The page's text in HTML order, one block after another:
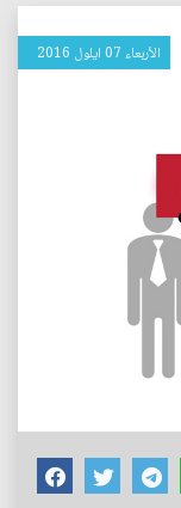
الأربعاء 07 ايلول 2016